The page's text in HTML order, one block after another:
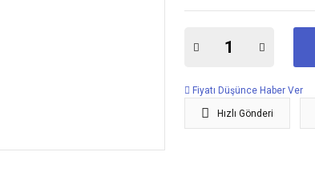
Fiyatı Düşünce Haber Ver
Hızlı Gönderi